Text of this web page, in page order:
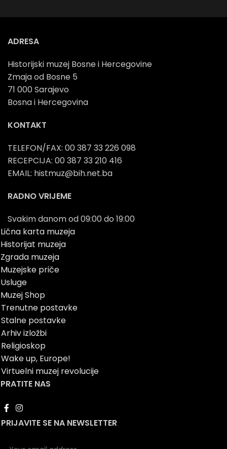
ADRESA
Historijski muzej Bosne i Hercegovine
Zmaja od Bosne 5
71 000 Sarajevo
Bosna i Hercegovina
KONTAKT
TELEFON/FAX: 00 387 33 226 098
RECEPCIJA: 00 387 33 210 416
EMAIL: histmuz@bih.net.ba
RADNO VRIJEME
Svakim danom od 09:00 do 19:00
Lična karta muzeja
Historijat muzeja
Zgrada muzeja
Muzejske priče
Usluge
Muzej Shop
Trenutne postavke
Stalne postavke
Arhiv izložbi
Religioskop
Wake up, Europe!
Virtuelni muzej revolucije
PRATITE NAS
PRIJAVITE SE NA NEWSLETTER